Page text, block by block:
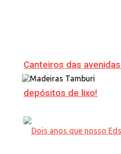
Canteiros das
depósitos de lixo!